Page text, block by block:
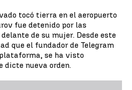
tocó tierra en el aeropuerto
fue detenido por las
de su mujer. Desde este
que el fundador de Telegram
se ha visto
dicte nueva orden.